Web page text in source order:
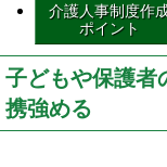
介護人事制度作
ポイント
子どもや保護者
携強める